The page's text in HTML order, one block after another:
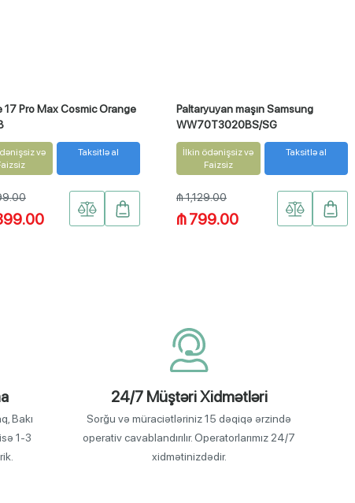
17 Pro Max Cosmic Orange
və
Taksitlə al
Paltaryuyan maşın Samsung
WW70T3020BS/SG
İlkin ödənişsiz və
Faizsiz
Taksitlə al
₼ 1,129.00
₼ 799.00
Bakı
1-3
24/7 Müştəri Xidmətləri
Sorğu və müraciətləriniz 15 dəqiqə ərzində
operativ cavablandırılır. Operatorlarımız 24/7
xidmətinizdədir.